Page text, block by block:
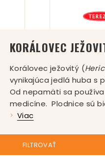
KORÁLOVEC
Korálovec ježovitý (
vynikajúca jedlá huba s
Od nepamäti sa
medicíne. Plodnice sú
povrchu majú ostne,
ovocnou vôňou a
Viac
FILTROVAŤ